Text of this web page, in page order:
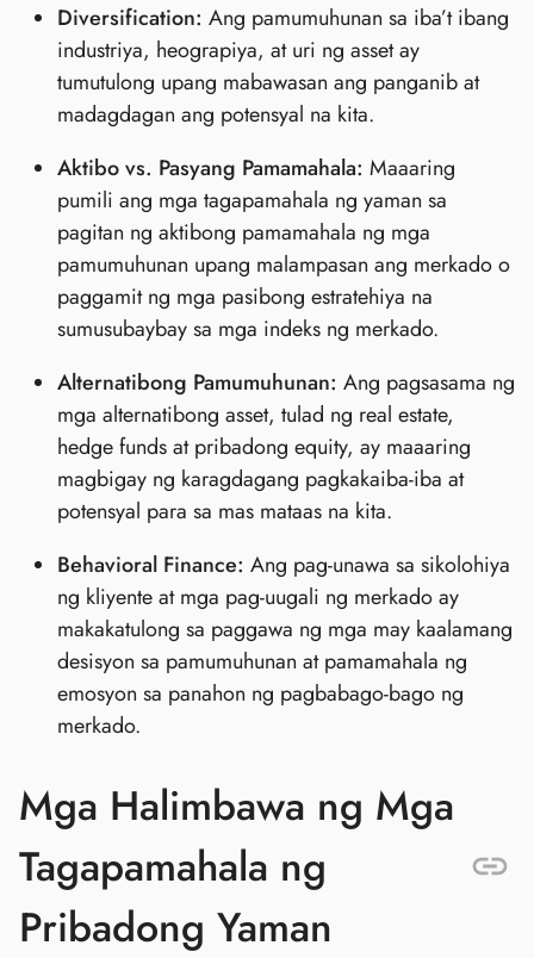
Diversification: Ang pamumuhunan sa iba’t ibang
industriya, heograpiya, at uri ng asset ay
tumutulong upang mabawasan ang panganib at
madagdagan ang potensyal na kita.
Aktibo vs. Pasyang Pamamahala: Maaaring
pumili ang mga tagapamahala ng yaman sa
pagitan ng aktibong pamamahala ng mga
pamumuhunan upang malampasan ang merkado o
paggamit ng mga pasibong estratehiya na
sumusubaybay sa mga indeks ng merkado.
Alternatibong Pamumuhunan: Ang pagsasama ng
mga alternatibong asset, tulad ng real estate,
hedge funds at pribadong equity, ay maaaring
magbigay ng karagdagang pagkakaiba-iba at
potensyal para sa mas mataas na kita.
Behavioral Finance: Ang pag-unawa sa sikolohiya
ng kliyente at mga pag-uugali ng merkado ay
makakatulong sa paggawa ng mga may kaalamang
desisyon sa pamumuhunan at pamamahala ng
emosyon sa panahon ng pagbabago-bago ng
merkado.
Mga Halimbawa ng Mga
Tagapamahala ng
Pribadong Yaman